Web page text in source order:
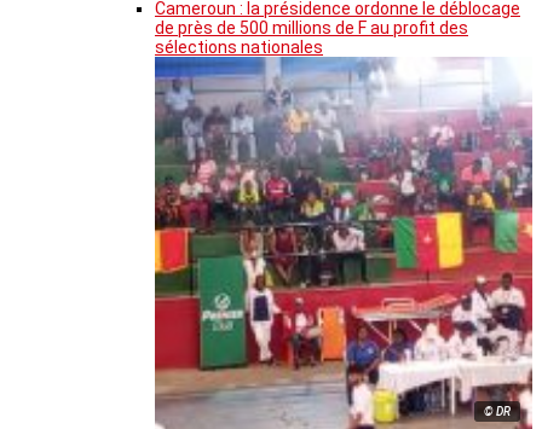
Cameroun : la présidence ordonne le déblocage
de près de 500 millions de F au profit des
sélections nationales
© DR